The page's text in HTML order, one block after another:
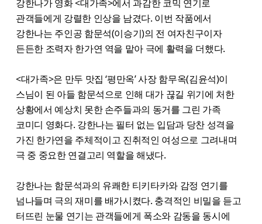
강한나가 영화 <대가족>에서 과감한 코믹 연기로
관객들에게 강렬한 인상을 남겼다. 이번 작품에서
강한나는 주인공 함문석(이승기)의 전 여자친구이자
든든한 조력자 한가연 역을 맡아 극에 활력을 더했다.
<대가족>은 만두 맛집 ‘평만옥’ 사장 함무옥(김윤석)이
스님이 된 아들 함문석으로 인해 대가 끊길 위기에 처한
상황에서 예상치 못한 손주들과의 동거를 그린 가족
코미디 영화다. 강한나는 필터 없는 입담과 당찬 성격을
가진 한가연을 주체적이고 진취적인 여성으로 그려내며
극 중 중요한 연결고리 역할을 해냈다.
강한나는 함문석과의 유쾌한 티키타카와 감정 연기를
넘나들며 극의 재미를 배가시켰다. 충격적인 비밀을 듣고
터뜨린 눈물 연기는 관객들에게 폭소와 감동을 동시에